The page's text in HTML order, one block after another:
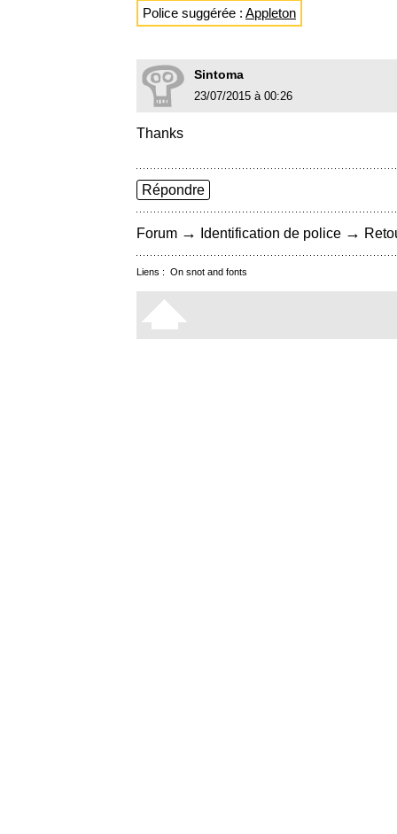
Police suggérée : Appleton
Sintoma
23/07/2015 à 00:26
Thanks
Répondre
Forum → Identification de police →
Liens : On snot and fonts